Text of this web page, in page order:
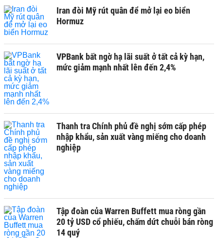
Iran đòi Mỹ rút quân để mở lại eo biển
Hormuz
VPBank bất ngờ hạ lãi suất ở tất cả kỳ hạn,
mức giảm mạnh nhất lên đến 2,4%
Thanh tra Chính phủ đề nghị sớm cấp phép
nhập khẩu, sản xuất vàng miếng cho doanh
nghiệp
Tập đoàn của Warren Buffett mua ròng gần
20 tỷ USD cổ phiếu, chấm dứt chuỗi bán ròng
14 quý